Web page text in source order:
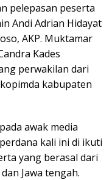
pelepasan peserta
Andi Adrian Hidayat
AKP. Muktamar
Kades
perwakilan dari
kabupaten
awak media
kali ini di ikuti
yang berasal dari
Jawa tengah.